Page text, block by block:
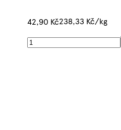
42,90 Kč238,33 Kč/kg